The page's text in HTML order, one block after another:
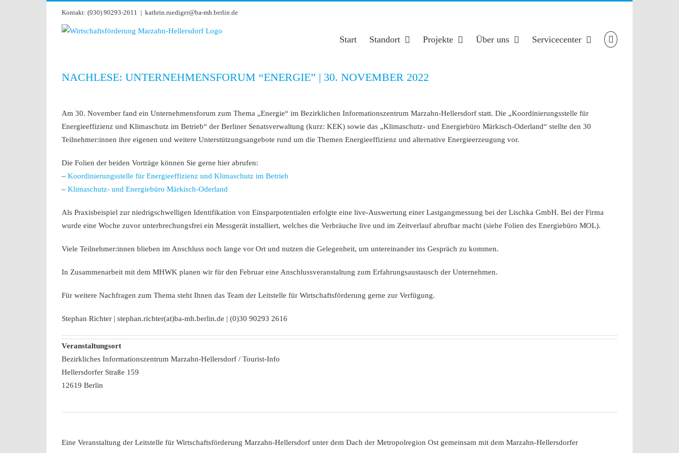
Kontakt: (030) 90293-2611 | kathrin.ruediger@ba-mh.berlin.de
Start Standort Projekte Über uns Servicecenter
NACHLESE: UNTERNEHMENSFORUM “ENERGIE” | 30. NOVEMBER 2022
grösseres
Bild
Am 30. November fand ein Unternehmensforum zum Thema „Energie“ im Bezirklichen Informationszentrum Marzahn-Hellersdorf statt. Die „Koordinierungsstelle für
Energieeffizienz und Klimaschutz im Betrieb“ der Berliner Senatsverwaltung (kurz: KEK) sowie das „Klimaschutz- und Energiebüro Märkisch-Oderland“ stellte den 30
Teilnehmer:innen ihre eigenen und weitere Unterstützungsangebote rund um die Themen Energieeffizienz und alternative Energieerzeugung vor.
Die Folien der beiden Vorträge können Sie gerne hier abrufen:
– Koordinierungsstelle für Energieeffizienz und Klimaschutz im Betrieb
– Klimaschutz- und Energiebüro Märkisch-Oderland
Als Praxisbeispiel zur niedrigschwelligen Identifikation von Einsparpotentialen erfolgte eine live-Auswertung einer Lastgangmessung bei der Lischka GmbH. Bei der Firma
wurde eine Woche zuvor unterbrechungsfrei ein Messgerät installiert, welches die Verbräuche live und im Zeitverlauf abrufbar macht (siehe Folien des Energiebüro MOL).
Viele Teilnehmer:innen blieben im Anschluss noch lange vor Ort und nutzen die Gelegenheit, um untereinander ins Gespräch zu kommen.
In Zusammenarbeit mit dem MHWK planen wir für den Februar eine Anschlussveranstaltung zum Erfahrungsaustausch der Unternehmen.
Für weitere Nachfragen zum Thema steht Ihnen das Team der Leitstelle für Wirtschaftsförderung gerne zur Verfügung.
Stephan Richter | stephan.richter(at)ba-mh.berlin.de | (0)30 90293 2616
Veranstaltungsort
Bezirkliches Informationszentrum Marzahn-Hellersdorf / Tourist-Info
Hellersdorfer Straße 159
12619 Berlin
Eine Veranstaltung der Leitstelle für Wirtschaftsförderung Marzahn-Hellersdorf unter dem Dach der Metropolregion Ost gemeinsam mit dem Marzahn-Hellersdorfer